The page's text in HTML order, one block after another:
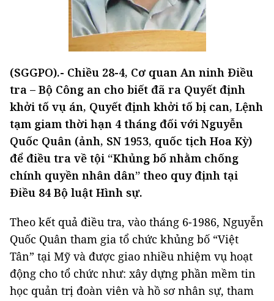
(SGGPO).- Chiều 28-4, Cơ quan An ninh Điều
tra – Bộ Công an cho biết đã ra Quyết định
khởi tố vụ án, Quyết định khởi tố bị can, Lệnh
tạm giam thời hạn 4 tháng đối với Nguyễn
Quốc Quân (ảnh, SN 1953, quốc tịch Hoa Kỳ)
để điều tra về tội “Khủng bố nhằm chống
chính quyền nhân dân” theo quy định tại
Điều 84 Bộ luật Hình sự.
Theo kết quả điều tra, vào tháng 6-1986, Nguyễn
Quốc Quân tham gia tổ chức khủng bố “Việt
Tân” tại Mỹ và được giao nhiều nhiệm vụ hoạt
động cho tổ chức như: xây dựng phần mềm tin
học quản trị đoàn viên và hồ sơ nhân sự, tham